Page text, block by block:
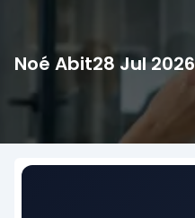
Noé Abit28 Jul 2026